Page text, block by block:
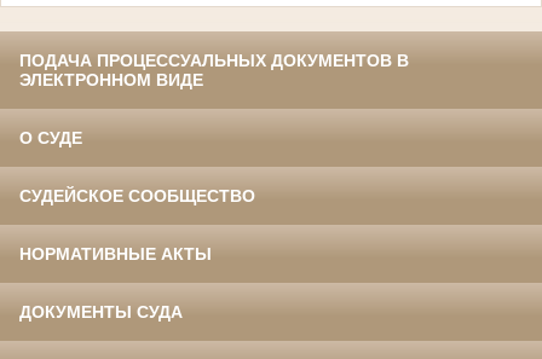
ПОДАЧА ПРОЦЕССУАЛЬНЫХ ДОКУМЕНТОВ В
ЭЛЕКТРОННОМ ВИДЕ
О СУДЕ
СУДЕЙСКОЕ СООБЩЕСТВО
НОРМАТИВНЫЕ АКТЫ
ДОКУМЕНТЫ СУДА